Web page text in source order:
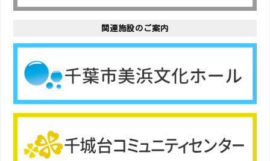
関連施設のご案内